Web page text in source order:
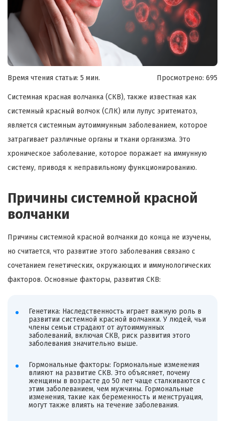
Время чтения статьи: 5 мин. Просмотрено: 695
Системная красная волчанка (СКВ), также известная как
системный красный волчок (СЛК) или лупус эритематоз,
является системным аутоиммунным заболеванием, которое
затрагивает различные органы и ткани организма. Это
хроническое заболевание, которое поражает на иммунную
систему, приводя к неправильному функционированию.
Причины системной красной
волчанки
Причины системной красной волчанки до конца не изучены,
но считается, что развитие этого заболевания связано с
сочетанием генетических, окружающих и иммунологических
факторов. Основные факторы, развития СКВ:
Генетика: Наследственность играет важную роль в
развитии системной красной волчанки. У людей, чьи
члены семьи страдают от аутоиммунных
заболеваний, включая СКВ, риск развития этого
заболевания значительно выше.
Гормональные факторы: Гормональные изменения
влияют на развитие СКВ. Это объясняет, почему
женщины в возрасте до 50 лет чаще сталкиваются с
этим заболеванием, чем мужчины. Гормональные
изменения, такие как беременность и менструация,
могут также влиять на течение заболевания.